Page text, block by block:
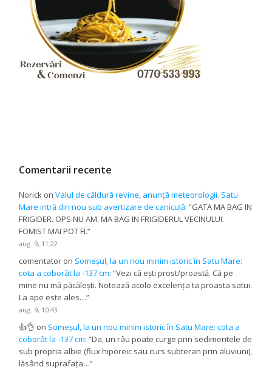
Comentarii recente
Norick onValul de căldură revine, anunță meteorologii. Satu
Mare intră din nou sub avertizare de caniculă: “GATA MA BAG IN
FRIGIDER. OPS NU AM. MA BAG IN FRIGIDERUL VECINULUI.
FOMIST MAI POT FI.”
aug. 9, 11:22
comentator on Someșul, la un nou minim istoric în Satu Mare:
cota a coborât la -137 cm: “Vezi că ești prost/proastă. Că pe
mine nu mă păcălești. Notează acolo excelența ta proasta satui.
La ape este ales…”
aug. 9, 10:43
👍👌 on Someșul, la un nou minim istoric în Satu Mare: cota a
coborât la -137 cm: “Da, un râu poate curge prin sedimentele de
sub propria albie (flux hiporeic sau curs subteran prin aluviuni),
lăsând suprafața…”